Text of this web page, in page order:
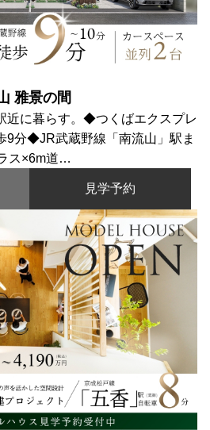
雅景の間
近に暮らす。◆つくばエクスプレ
9分◆JR武蔵野線「南流山」駅ま
ス×6m道…
見学予約